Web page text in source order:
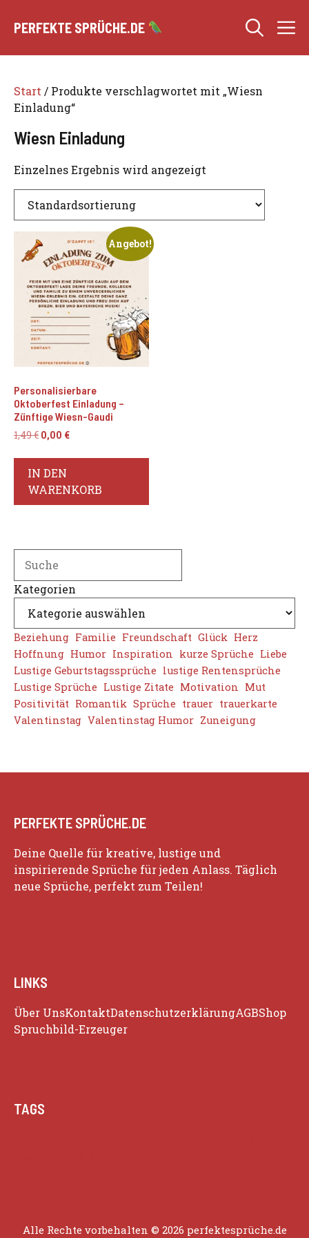
Inhalt
PERFEKTE SPRÜCHE.DE
Start / Produkte verschlagwortet mit „Wiesn
Einladung“
Wiesn Einladung
Einzelnes Ergebnis wird angezeigt
Angebot!
Personalisierbare
Oktoberfest Einladung –
Zünftige Wiesn-Gaudi
1,49€ Ursprünglicher
war:
1,49 €
0,00 €Aktueller
ist:
IN DEN
WARENKORB
Kategorien
Beziehung Familie Freundschaft Glück Herz
Hoffnung Humor Inspiration kurze Sprüche Liebe
Lustige Geburtstagssprüche lustige Rentensprüche
Lustige Sprüche Lustige Zitate Motivation
Mut
Positivität Romantik Sprüche trauer trauerkarte
Valentinstag Valentinstag Humor Zuneigung
PERFEKTE SPRÜCHE.DE
Deine Quelle für kreative, lustige und
inspirierende Sprüche für jeden Anlass. Täglich
neue Sprüche, perfekt zum Teilen!
LINKS
Über UnsKontaktDatenschutzerklärungAGBShop
Spruchbild-Erzeuger
TAGS
Alle Rechte vorbehalten © 2026 perfektesprüche.de